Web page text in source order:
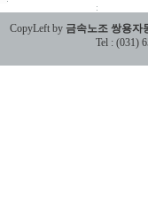
CopyLeft by 금속노조 쌍용자
Tel : (031)